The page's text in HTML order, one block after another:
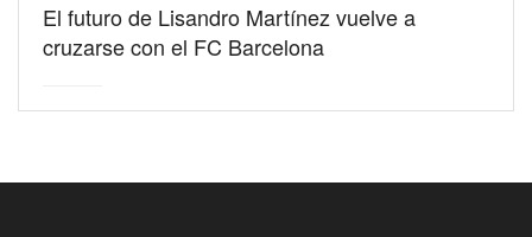
El futuro de Lisandro Martínez vuelve a
cruzarse con el FC Barcelona